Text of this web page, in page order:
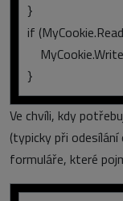
}
if
}
Ve chvíli, kdy
(typicky při
formuláře, které